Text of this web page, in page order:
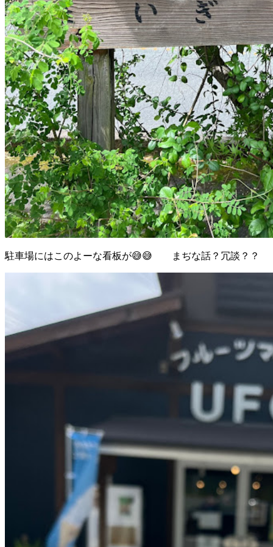
駐車場にはこのよーな看板が😅😅 まぢな話？冗談？？